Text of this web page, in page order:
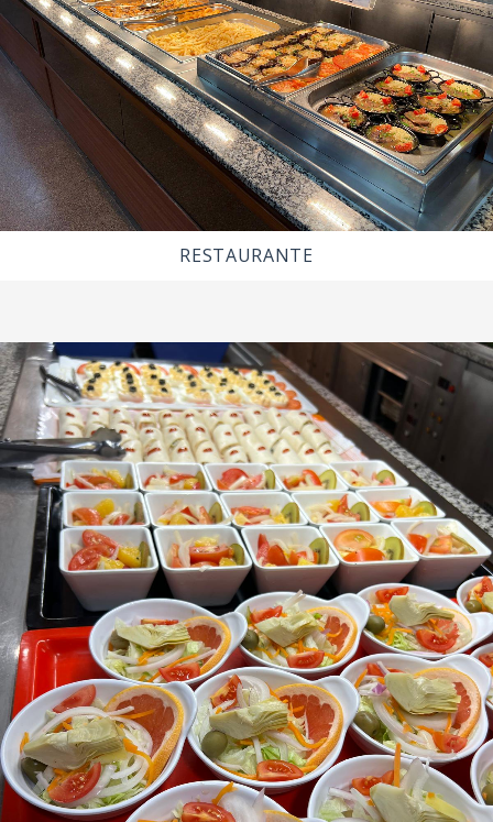
RESTAURANTE